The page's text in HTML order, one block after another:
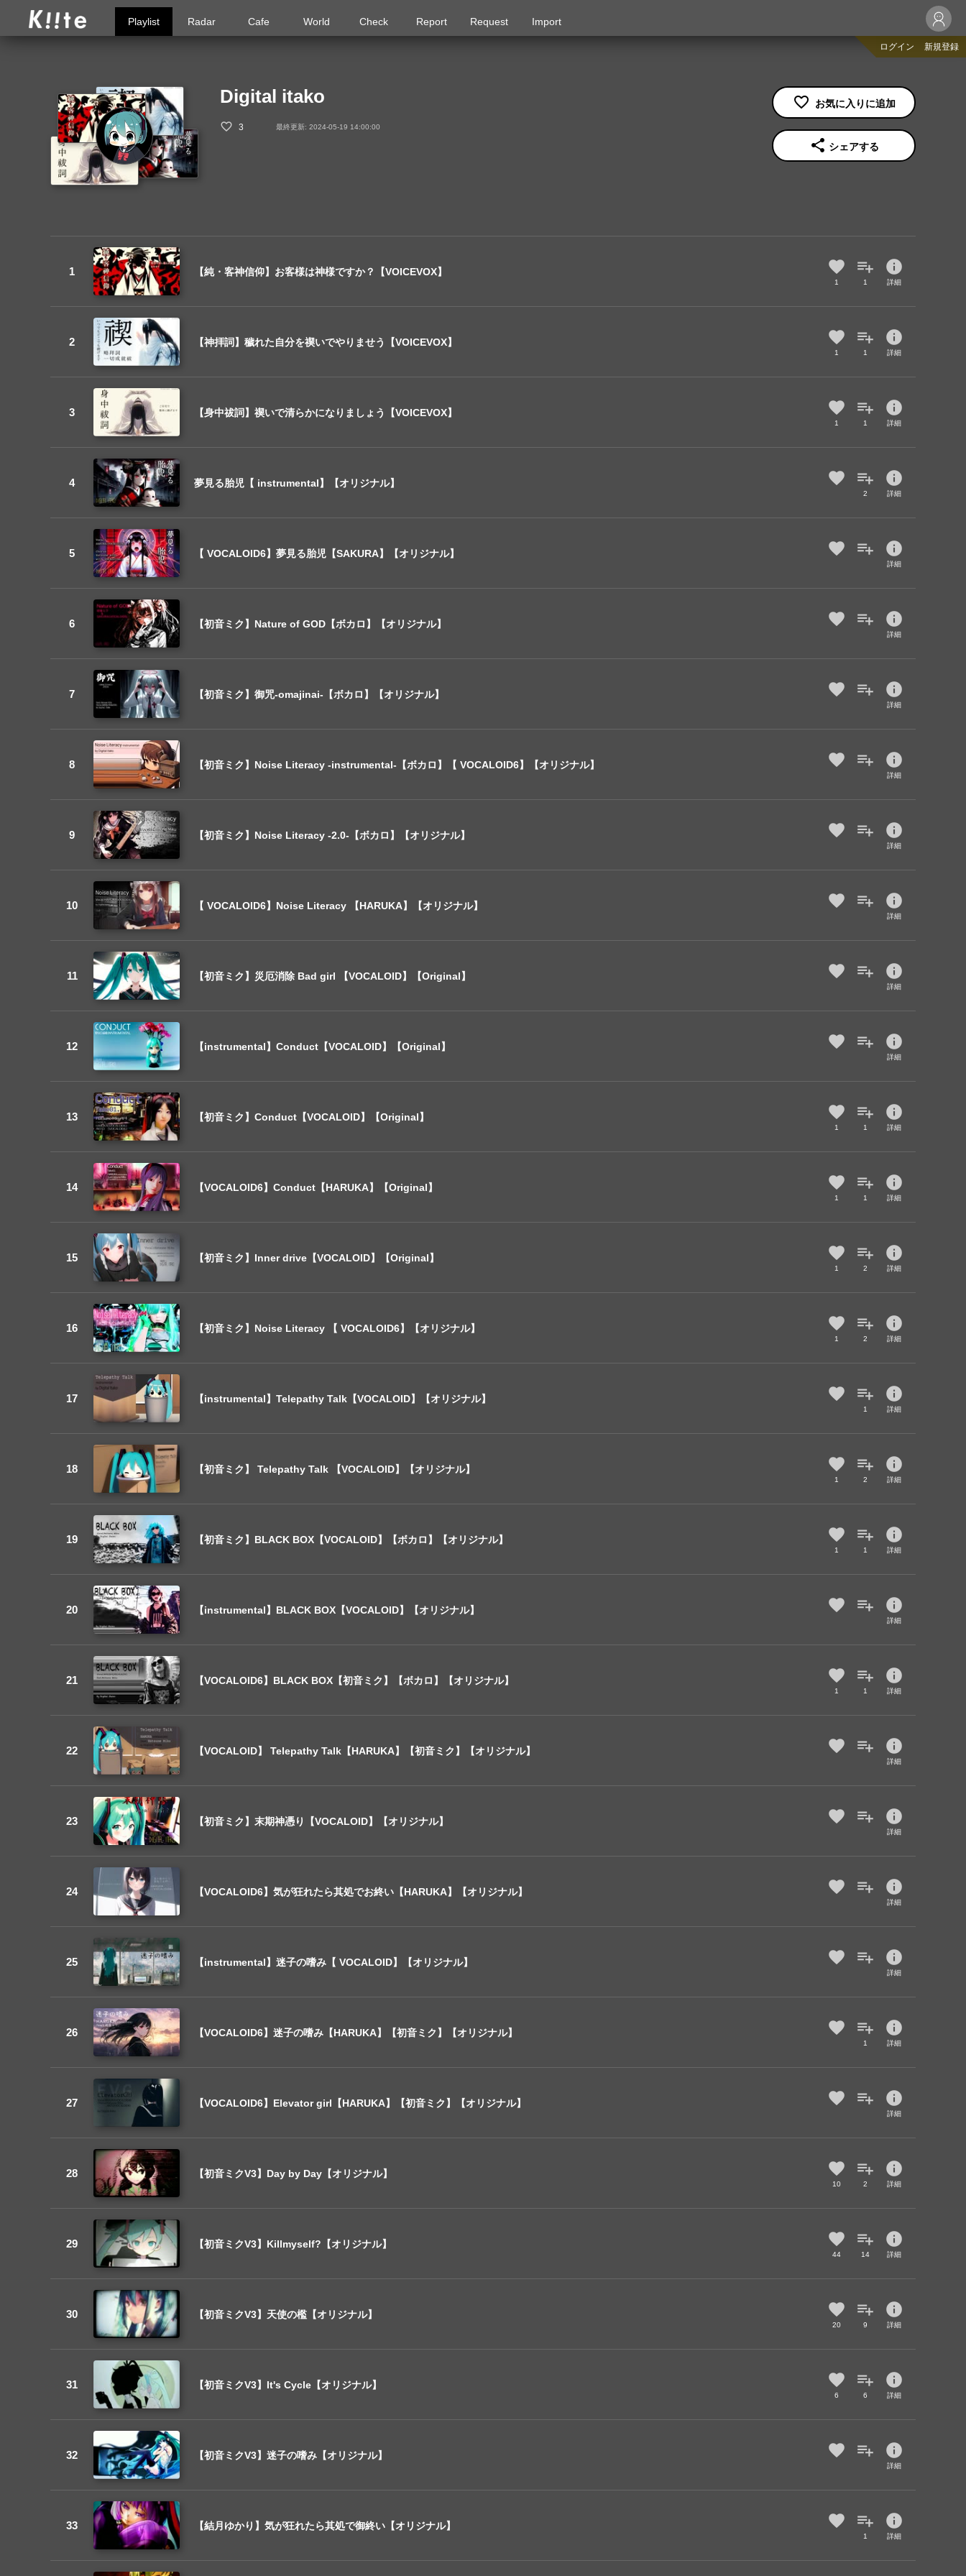
Playlist Radar Cafe World Check Report Request Import
ログイン 新規登録
Digital itako
3 最終更新: 2024-05-19 14:00:00
share シェアする
【純・客神信仰】お客様は神様ですか？【VOICEVOX】
1 1
info
詳細
【神拝詞】穢れた自分を禊いでやりませう【VOICEVOX】
1 1
info
詳細
【身中祓詞】禊いで清らかになりましょう【VOICEVOX】
1 1
info
詳細
夢見る胎児【 instrumental】【オリジナル】
2
info
詳細
【 VOCALOID6】夢見る胎児【SAKURA】【オリジナル】 info
詳細
【初音ミク】Nature of GOD【ボカロ】【オリジナル】 info
詳細
【初音ミク】御咒-omajinai-【ボカロ】【オリジナル】 info
詳細
【初音ミク】Noise Literacy -instrumental-【ボカロ】【 VOCALOID6】【オリジナル】 info
詳細
【初音ミク】Noise Literacy -2.0-【ボカロ】【オリジナル】 info
詳細
【 VOCALOID6】Noise Literacy 【HARUKA】【オリジナル】 info
詳細
【初音ミク】災厄消除 Bad girl 【VOCALOID】【Original】 info
詳細
【instrumental】Conduct【VOCALOID】【Original】 info
詳細
【初音ミク】Conduct【VOCALOID】【Original】
1 1
info
詳細
【VOCALOID6】Conduct【HARUKA】【Original】
1 1
info
詳細
【初音ミク】Inner drive【VOCALOID】【Original】
1 2
info
詳細
【初音ミク】Noise Literacy 【 VOCALOID6】【オリジナル】
1 2
info
詳細
【instrumental】Telepathy Talk【VOCALOID】【オリジナル】
1
info
詳細
【初音ミク】 Telepathy Talk 【VOCALOID】【オリジナル】
1 2
info
詳細
【初音ミク】BLACK BOX【VOCALOID】【ボカロ】【オリジナル】
1 1
info
詳細
【instrumental】BLACK BOX【VOCALOID】【オリジナル】 info
詳細
【VOCALOID6】BLACK BOX【初音ミク】【ボカロ】【オリジナル】
1 1
info
詳細
【VOCALOID】 Telepathy Talk【HARUKA】【初音ミク】【オリジナル】 info
詳細
【初音ミク】末期神憑り【VOCALOID】【オリジナル】 info
詳細
【VOCALOID6】気が狂れたら其処でお終い【HARUKA】【オリジナル】 info
詳細
【instrumental】迷子の嗜み【 VOCALOID】【オリジナル】 info
詳細
【VOCALOID6】迷子の嗜み【HARUKA】【初音ミク】【オリジナル】
1
info
詳細
【VOCALOID6】Elevator girl【HARUKA】【初音ミク】【オリジナル】 info
詳細
【初音ミクV3】Day by Day【オリジナル】
10 2
info
詳細
【初音ミクV3】Killmyself?【オリジナル】
44 14
info
詳細
【初音ミクV3】天使の檻【オリジナル】
20 9
info
詳細
【初音ミクV3】It's Cycle【オリジナル】
6 6
info
詳細
【初音ミクV3】迷子の嗜み【オリジナル】 info
詳細
【結月ゆかり】気が狂れたら其処で御終い【オリジナル】
1
info
詳細